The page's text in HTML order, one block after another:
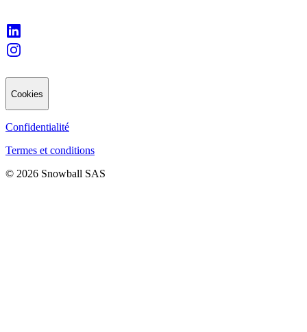
Cookies
Confidentialité
Termes et conditions
© 2026 Snowball SAS